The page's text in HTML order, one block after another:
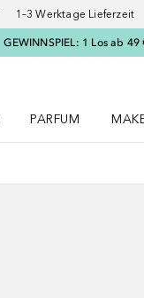
1–3 Werktage Lieferzeit
GEWINNSPIEL: 1 Los ab
PARFUM